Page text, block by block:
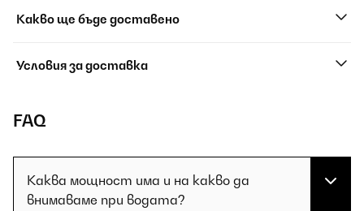
Какво ще бъде доставено
Условия за доставка
FAQ
Каква мощност има и на какво да
внимаваме при водата?